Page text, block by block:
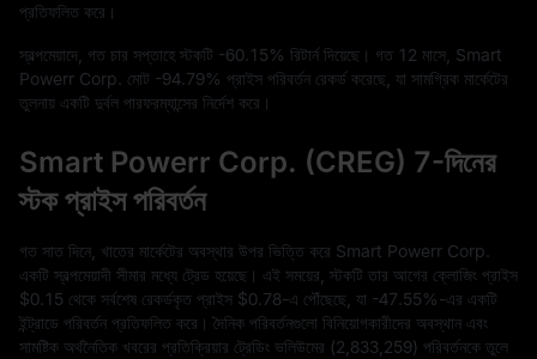
প্রতিফলিত করে।
স্বল্পমেয়াদে, গত চার সপ্তাহে স্টকটি -60.15% রিটার্ন দিয়েছে। গত 12 মাসে, Smart
Powerr Corp. মোট -94.79% প্রাইস পরিবর্তন রেকর্ড করেছে, যা সামগ্রিক মার্কেটের
তুলনায় একটি দুর্বল পারফরম্যান্সের নির্দেশ করে।
Smart Powerr Corp. (CREG) 7-দিনের
স্টক প্রাইস পরিবর্তন
গত সাত দিনে, খাতের মার্কেটের অবস্থার উপর ভিত্তি করে Smart Powerr Corp.
একটি স্বল্পমেয়াদী সীমার মধ্যে ট্রেড হয়েছে। এই সময়ের, স্টকটি তার আগের ক্লোজিং প্রাইস
$0.15 থেকে সর্বশেষ রেকর্ডকৃত প্রাইস $0.78-এ পৌঁছেছে, যা -47.55%-এর একটি
ইন্ট্রাডে পরিবর্তন প্রতিফলিত করে। দৈনিক পরিবর্তনগুলো বিনিয়োগকারীদের অবস্থান এবং
সামষ্টিক অর্থনৈতিক খবরের প্রতিক্রিয়ার ট্রেডিং ভলিউমের (2,833,259) পরিবর্তনকে তুলে